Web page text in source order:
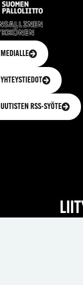
MEDIALLE
YHTEYSTIEDOT
UUTISTEN RSS-SYÖTE